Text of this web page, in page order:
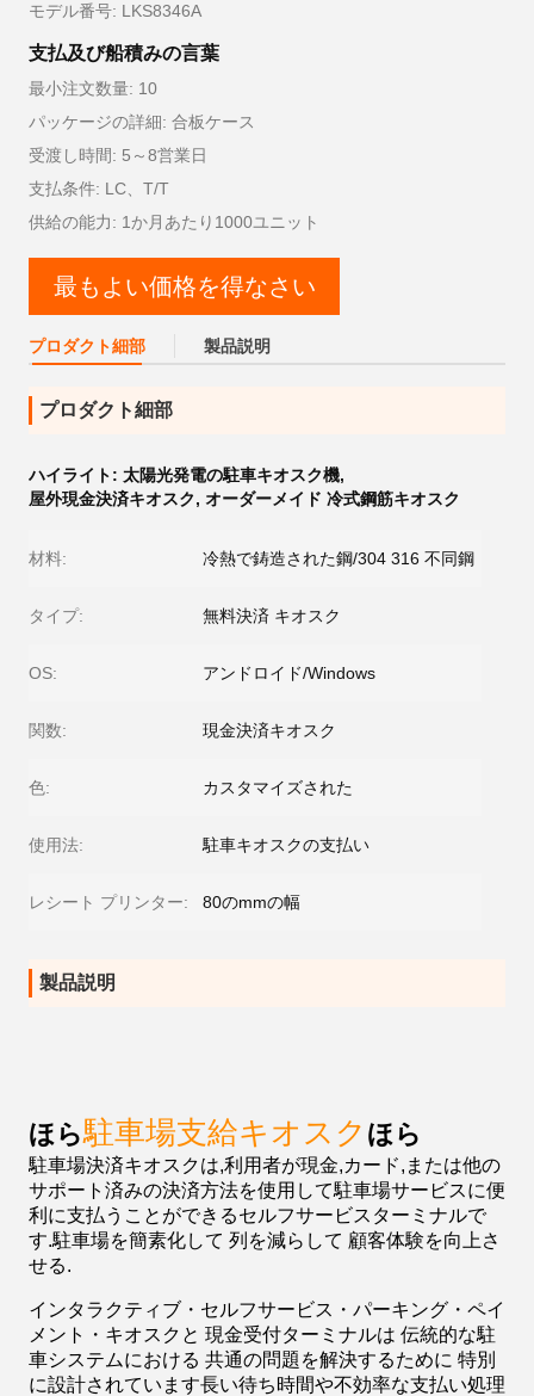
モデル番号: LKS8346A
支払及び船積みの言葉
最小注文数量: 10
パッケージの詳細: 合板ケース
受渡し時間: 5～8営業日
支払条件: LC、T/T
供給の能力: 1か月あたり1000ユニット
最もよい価格を得なさい
プロダクト細部 製品説明
プロダクト細部
ハイライト: 太陽光発電の駐車キオスク機,
屋外現金決済キオスク, オーダーメイド 冷式鋼筋キオスク
材料: 冷熱で鋳造された鋼/304 316 不同鋼
タイプ: 無料決済 キオスク
OS: アンドロイド/Windows
関数: 現金決済キオスク
色: カスタマイズされた
使用法: 駐車キオスクの支払い
レシート プリンター: 80のmmの幅
製品説明
ほら駐車場支給キオスク ほら
駐車場決済キオスクは,利用者が現金,カード,または他の
サポート済みの決済方法を使用して駐車場サービスに便
利に支払うことができるセルフサービスターミナルで
す.駐車場を簡素化して 列を減らして 顧客体験を向上さ
せる.
インタラクティブ・セルフサービス・パーキング・ペイ
メント・キオスクと 現金受付ターミナルは 伝統的な駐
車システムにおける 共通の問題を解決するために 特別
に設計されています長い待ち時間や不効率な支払い処理